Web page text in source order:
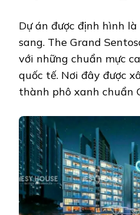
Dự án được định hình
sang. The Grand
với những chuẩn mực
quốc tế. Nơi đây được
thành phô xanh chuẩn